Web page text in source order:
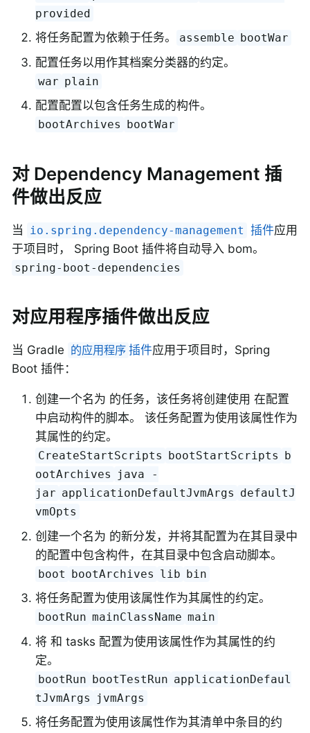
provided
将任务配置为依赖于任务。 assemble bootWar
配置任务以用作其档案分类器的约定。
war plain
配置配置以包含任务生成的构件。
bootArchives bootWar
对 Dependency Management 插
件做出反应
当 io.spring.dependency-management 插件应用
于项目时， Spring Boot 插件将自动导入 bom。
spring-boot-dependencies
对应用程序插件做出反应
当 Gradle 的应用程序 插件应用于项目时，Spring
Boot 插件：
创建一个名为 的任务，该任务将创建使用 在配置
中启动构件的脚本。 该任务配置为使用该属性作为
其属性的约定。
CreateStartScripts bootStartScripts b
ootArchives
java -
jar applicationDefaultJvmArgs defaultJ
vmOpts
创建一个名为 的新分发，并将其配置为在其目录中
的配置中包含构件，在其目录中包含启动脚本。
boot bootArchives lib bin
将任务配置为使用该属性作为其属性的约定。
bootRun mainClassName main
将 和 tasks 配置为使用该属性作为其属性的约
定。
bootRun bootTestRun applicationDefaul
tJvmArgs
jvmArgs
将任务配置为使用该属性作为其清单中条目的约